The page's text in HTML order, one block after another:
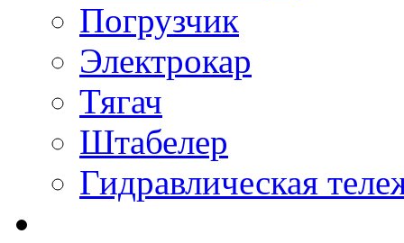
Погрузчик
Электрокар
Тягач
Штабелер
Гидравлическая